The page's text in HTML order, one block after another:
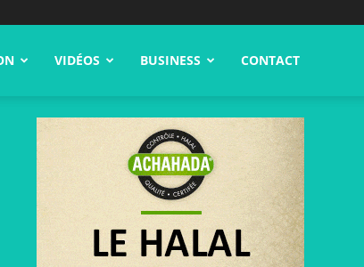
VIDÉOS BUSINESS CONTACT